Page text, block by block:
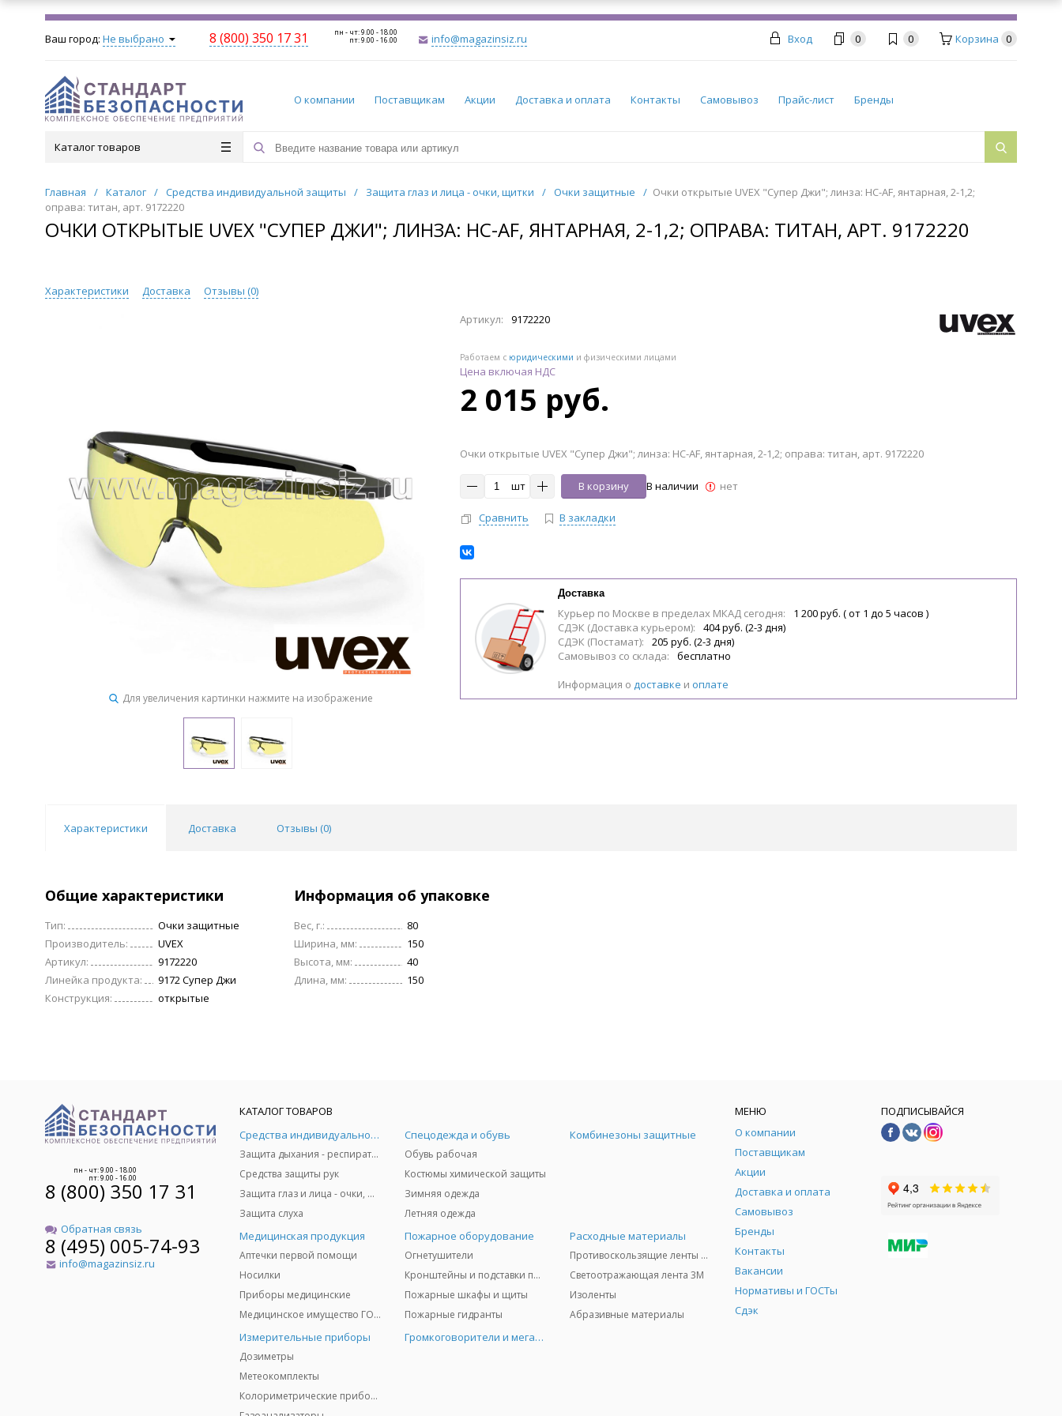
Ваш город: Не выбрано 8 (800) 350 17 31 пн - чт: 9.00 - 18.00
пт: 9.00 - 16.00 info@magazinsiz.ru Вход 0 0 Корзина 0
О компании Поставщикам Акции Доставка и оплата Контакты Самовывоз Прайс-лист Бренды
Каталог товаров
Главная / Каталог / Средства индивидуальной защиты / Защита глаз и лица - очки, щитки / Очки защитные / Очки открытые UVEX "Супер Джи"; линза: HC-AF, янтарная, 2-1,2;
оправа: титан, арт. 9172220
ОЧКИ ОТКРЫТЫЕ UVEX "СУПЕР ДЖИ"; ЛИНЗА: HC-AF, ЯНТАРНАЯ, 2-1,2; ОПРАВА: ТИТАН, АРТ. 9172220
Характеристики Доставка Отзывы (0)
Для увеличения картинки нажмите на изображение
Артикул: 9172220
Работаем с юридическими и физическими лицами
Цена включая НДС
2 015 руб.
Очки открытые UVEX "Супер Джи"; линза: HC-AF, янтарная, 2-1,2; оправа: титан, арт. 9172220
шт В корзину В наличии нет
Сравнить В закладки
Доставка
Курьер по Москве в пределах МКАД сегодня:
1 200 руб. ( от 1 до 5 часов )
СДЭК (Доставка курьером):
404 руб. (2-3 дня)
СДЭК (Постамат):
205 руб. (2-3 дня)
Самовывоз со склада:
бесплатно
Информация о доставке и оплате
Характеристики Доставка Отзывы (0)
Общие характеристики
Тип:
Очки защитные
Производитель:
UVEX
Артикул:
9172220
Линейка продукта:
9172 Супер Джи
Конструкция:
открытые
Информация об упаковке
Вес, г.:
80
Ширина, мм:
150
Высота, мм:
40
Длина, мм:
150
пн - чт: 9.00 - 18.00
пт: 9.00 - 16.00
8 (800) 350 17 31
Обратная связь
8 (495) 005-74-93
info@magazinsiz.ru
КАТАЛОГ ТОВАРОВ
Средства индивидуальной защиты
Защита дыхания - респираторы, противогазы, фильтры, дозиметры
Средства защиты рук
Защита глаз и лица - очки, щитки
Защита слуха
Спецодежда и обувь
Обувь рабочая
Костюмы химической защиты
Зимняя одежда
Летняя одежда
Комбинезоны защитные
Медицинская продукция
Аптечки первой помощи
Носилки
Приборы медицинские
Медицинское имущество ГО и ЧС
Пожарное оборудование
Огнетушители
Кронштейны и подставки под огнетушители
Пожарные шкафы и щиты
Пожарные гидранты
Расходные материалы
Противоскользящие ленты 3М
Светоотражающая лента 3M
Изоленты
Абразивные материалы
Измерительные приборы
Дозиметры
Метеокомплекты
Колориметрические приборы
Громкоговорители и мегафоны
МЕНЮ
О компании
Поставщикам
Акции
Доставка и оплата
Самовывоз
Бренды
Контакты
Вакансии
Нормативы и ГОСТы
Сдэк
ПОДПИСЫВАЙСЯ